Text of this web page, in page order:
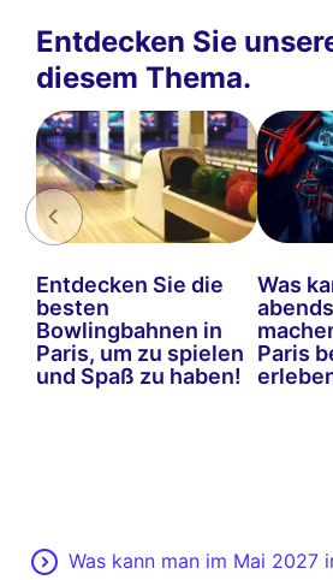
Entdecken Sie
diesem Thema.
Entdecken Sie die
besten
Bowlingbahnen in
Paris, um zu spielen
und Spaß zu haben!
Was
Paris
Was kann man im Mai 2027